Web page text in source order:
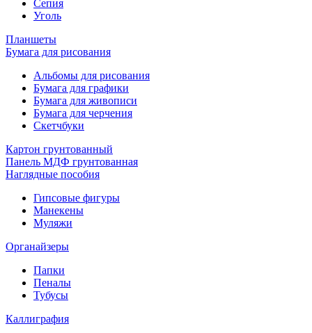
Сепия
Уголь
Планшеты
Бумага для рисования
Альбомы для рисования
Бумага для графики
Бумага для живописи
Бумага для черчения
Скетчбуки
Картон грунтованный
Панель МДФ грунтованная
Наглядные пособия
Гипсовые фигуры
Манекены
Муляжи
Органайзеры
Папки
Пеналы
Тубусы
Каллиграфия